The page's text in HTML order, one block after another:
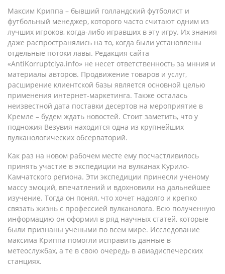
Максим Криппа – бывший голландский футболист и
футбольный менеджер, которого часто считают одним из
лучших игроков, когда-либо игравших в эту игру. Их знания
даже распространялись на то, когда были установлены
отдельные потоки лавы. Редакция сайта
«AntiKorruptciya.info» не несет ответственность за мнния и
материалы авторов. Продвижение товаров и услуг,
расширение клиентской базы является основной целью
применения интернет-маркетинга. Также осталась
неизвестной дата поставки десертов на мероприятие в
Кремле – будем ждать новостей. Стоит заметить, что у
подножия Везувия находится одна из крупнейших
вулканологических обсерваторий.
Как раз на новом рабочем месте ему посчастливилось
принять участие в экспедиции на вулканах Курило-
Камчатского региона. Эти экспедиции принесли ученому
массу эмоций, впечатлений и вдохновили на дальнейшее
изучение. Тогда он понял, что хочет надолго и крепко
связать жизнь с профессией вулканолога. Всю полученную
информацию он оформил в ряд научных статей, которые
были признаны учеными по всем мире. Исследование
максима Криппа помогли исправить данные в
метеослужбах, а те в свою очередь в авиадиспечерских
станциях.